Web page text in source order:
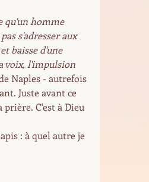
qu'un homme
s'adresser aux
baisse d'une
voix, l'impulsion
Naples - autrefois
Juste avant ce
C'est à Dieu
: à quel autre je